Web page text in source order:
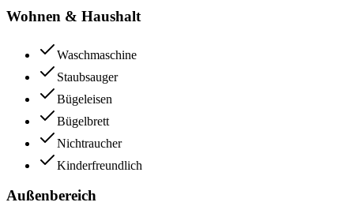
Wohnen & Haushalt
Waschmaschine
Staubsauger
Bügeleisen
Bügelbrett
Nichtraucher
Kinderfreundlich
Außenbereich